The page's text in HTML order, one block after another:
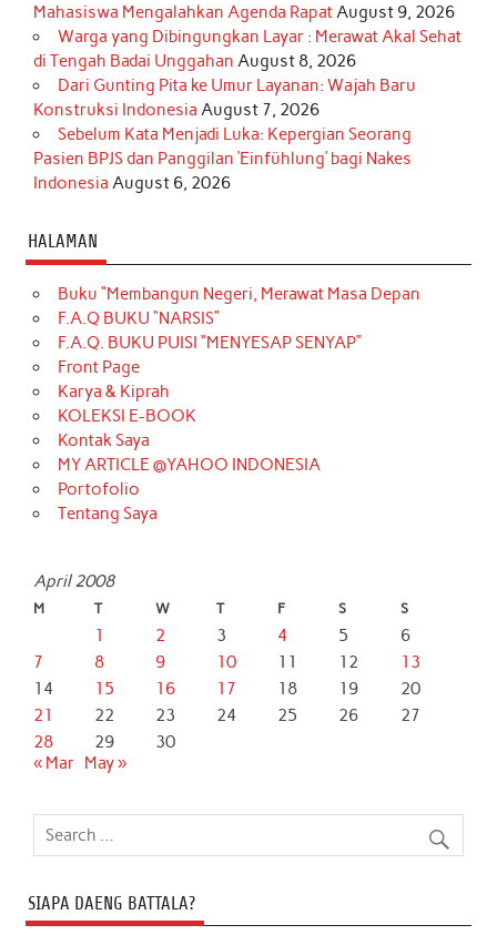
Mahasiswa Mengalahkan Agenda RapatAugust 9, 2026
Warga yang Dibingungkan Layar : Merawat Akal Sehat
di Tengah Badai Unggahan August 8, 2026
Dari Gunting Pita ke Umur Layanan: Wajah Baru
Konstruksi Indonesia August 7, 2026
Sebelum Kata Menjadi Luka: Kepergian Seorang
Pasien BPJS dan Panggilan ‘Einfühlung’ bagi Nakes
Indonesia August 6, 2026
HALAMAN
Buku “Membangun Negeri, Merawat Masa Depan
F.A.Q BUKU “NARSIS”
F.A.Q. BUKU PUISI “MENYESAP SENYAP”
Front Page
Karya & Kiprah
KOLEKSI E-BOOK
Kontak Saya
MY ARTICLE @YAHOO INDONESIA
Portofolio
Tentang Saya
April 2008
M T W T F S S
1 2 3 4 5
6
7
8 9 10 11 12
13
14
15 16 17 18 19
20
21
22 23 24 25 26
27
28
29
30
« Mar May »
SIAPA DAENG BATTALA?